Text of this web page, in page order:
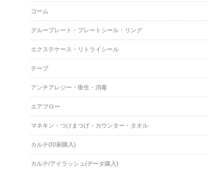
コーム
グループレート・プレートシール・リング
エクステケース・リトライシール
テープ
アンチアレジー・衛生・消毒
エアブロー
マネキン・つけまつげ・カウンター・タオル
カルテ(印刷購入)
カルテ/アイラッシュ(データ購入)